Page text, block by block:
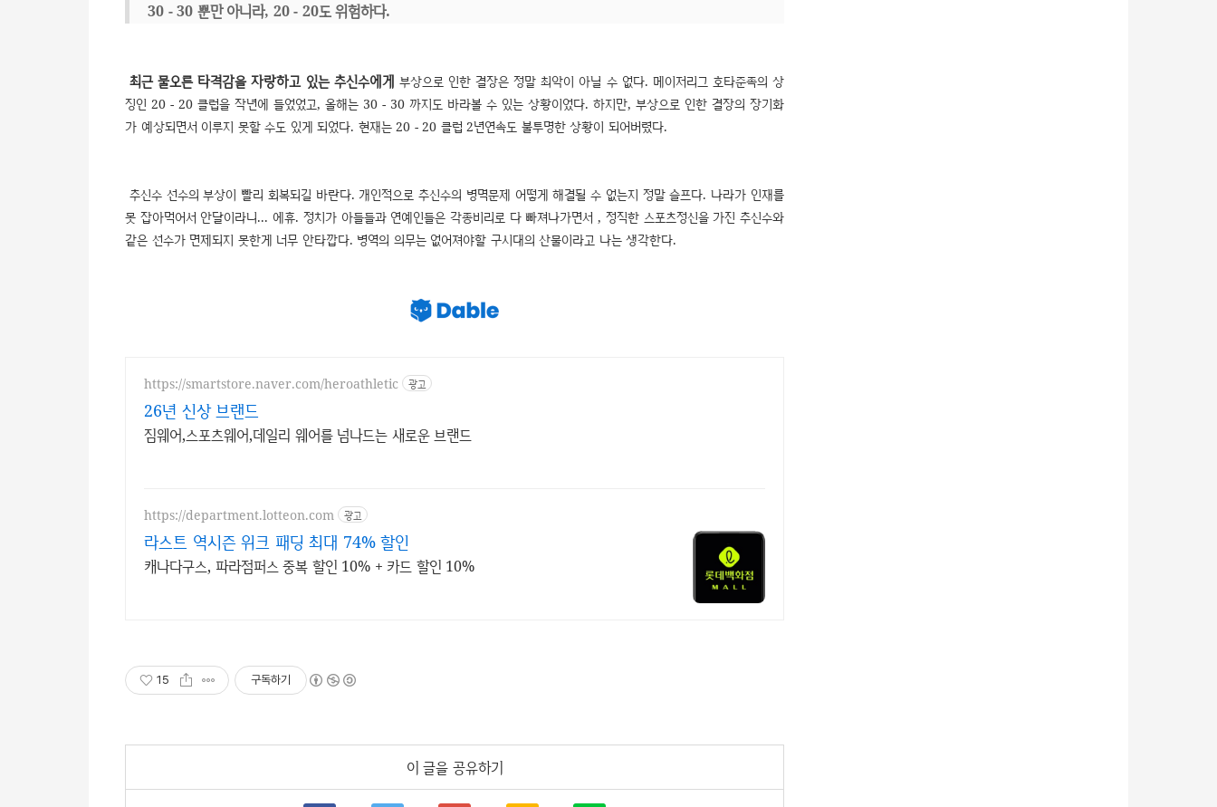
30 - 30 뿐만 아니라, 20 - 20도 위험하다.
최근 물오른 타격감을 자랑하고 있는 추신수에게 부상으로 인한 결장은 정말 최악이 아닐 수 없다. 메이저리그 호타준족의 상
징인 20 - 20 클럽을 작년에 들었었고, 올해는 30 - 30 까지도 바라볼 수 있는 상황이었다. 하지만, 부상으로 인한 결장의 장기화
가 예상되면서 이루지 못할 수도 있게 되었다. 현재는 20 - 20 클럽 2년연속도 불투명한 상황이 되어버렸다.
추신수 선수의 부상이 빨리 회복되길 바란다. 개인적으로 추신수의 병멱문제 어떻게 해결될 수 없는지 정말 슬프다. 나라가 인재를
못 잡아먹어서 안달이라니... 에휴. 정치가 아들들과 연예인들은 각종비리로 다 빠져나가면서 , 정직한 스포츠정신을 가진 추신수와
같은 선수가 면제되지 못한게 너무 안타깝다. 병역의 의무는 없어져야할 구시대의 산물이라고 나는 생각한다.
https://smartstore.naver.com/heroathletic 광고
26년 신상 브랜드
짐웨어,스포츠웨어,데일리 웨어를 넘나드는 새로운 브랜드
https://department.lotteon.com 광고
라스트 역시즌 위크 패딩 최대 74% 할인
캐나다구스, 파라점퍼스 중복 할인 10% + 카드 할인 10%
15 구독하기
이 글을 공유하기